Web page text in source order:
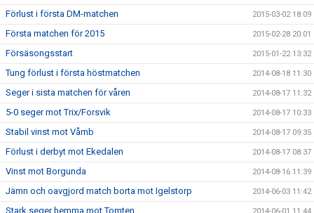
Förlust i första DM-matchen 2015-03-02 18:09
Första matchen för 2015 2015-02-28 20:01
Försäsongsstart 2015-01-22 13:32
Tung förlust i första höstmatchen 2014-08-18 11:30
Seger i sista matchen för våren 2014-08-17 11:32
5-0 seger mot Trix/Forsvik 2014-08-17 10:33
Stabil vinst mot Våmb 2014-08-17 09:35
Förlust i derbyt mot Ekedalen 2014-08-17 08:37
Vinst mot Borgunda 2014-08-16 11:39
Jämn och oavgjord match borta mot Igelstorp 2014-06-03 11:42
Stark seger hemma mot Tomten.